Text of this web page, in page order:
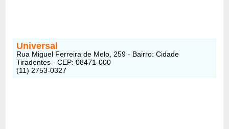
Universal
Rua Miguel Ferreira de Melo, 259 - Bairro: Cidade
Tiradentes - CEP: 08471-000
(11) 2753-0327